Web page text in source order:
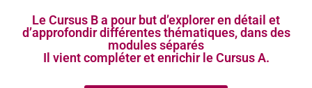
Le Cursus B a pour but d’explorer en détail et
d’approfondir différentes thématiques, dans des
modules séparés
Il vient compléter et enrichir le Cursus A.